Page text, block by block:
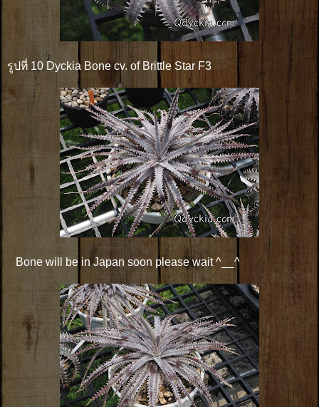
รูปที่ 10 Dyckia Bone cv. of Brittle Star F3
Bone will be in Japan soon please wait ^__^